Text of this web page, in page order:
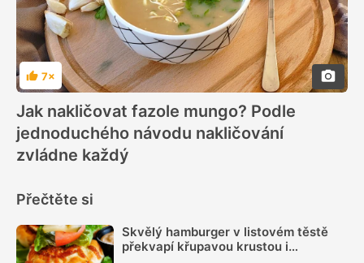
Hodnocení
7×
Jak nakličovat fazole mungo? Podle
jednoduchého návodu nakličování
zvládne každý
Přečtěte si
Skvělý hamburger v listovém těstě
překvapí křupavou krustou i